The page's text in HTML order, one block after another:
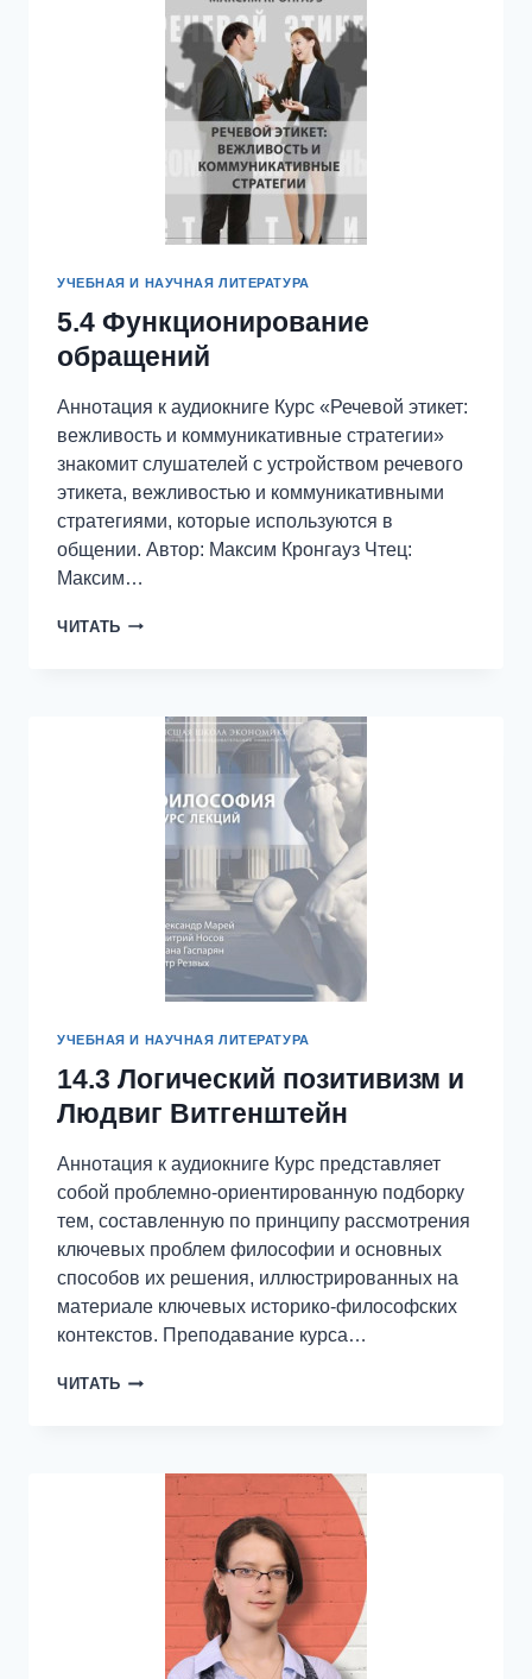
УЧЕБНАЯ И НАУЧНАЯ ЛИТЕРАТУРА
5.4 Функционирование
обращений
Аннотация к аудиокниге Курс «Речевой этикет:
вежливость и коммуникативные стратегии»
знакомит слушателей с устройством речевого
этикета, вежливостью и коммуникативными
стратегиями, которые используются в
общении. Автор: Максим Кронгауз Чтец:
Максим…
ЧИТАТЬ 5.4
УЧЕБНАЯ И НАУЧНАЯ ЛИТЕРАТУРА
14.3 Логический позитивизм и
Людвиг Витгенштейн
Аннотация к аудиокниге Курс представляет
собой проблемно-ориентированную подборку
тем, составленную по принципу рассмотрения
ключевых проблем философии и основных
способов их решения, иллюстрированных на
материале ключевых историко-философских
контекстов. Преподавание курса…
ЧИТАТЬ 14.3
ЛЮДВИГ
ВИТГЕНШТЕЙН